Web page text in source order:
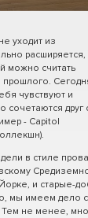
уходит из
расширяется,
можно считать
прошлого.
чувствуют и
сочетаются друг
- Capitol
в стиле
и старые-
мы имеем дело
Тем не менее,